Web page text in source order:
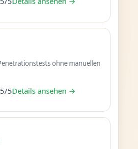
ohne manuellen
5Details ansehen →